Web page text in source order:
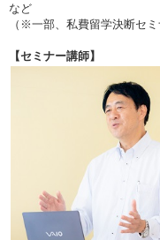
など
（※一部、私費留学決断セ
【セミナー講師】